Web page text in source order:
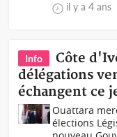
il y a 4 ans
Info
Côte
délégations
échangent ce
Ouattara
élections